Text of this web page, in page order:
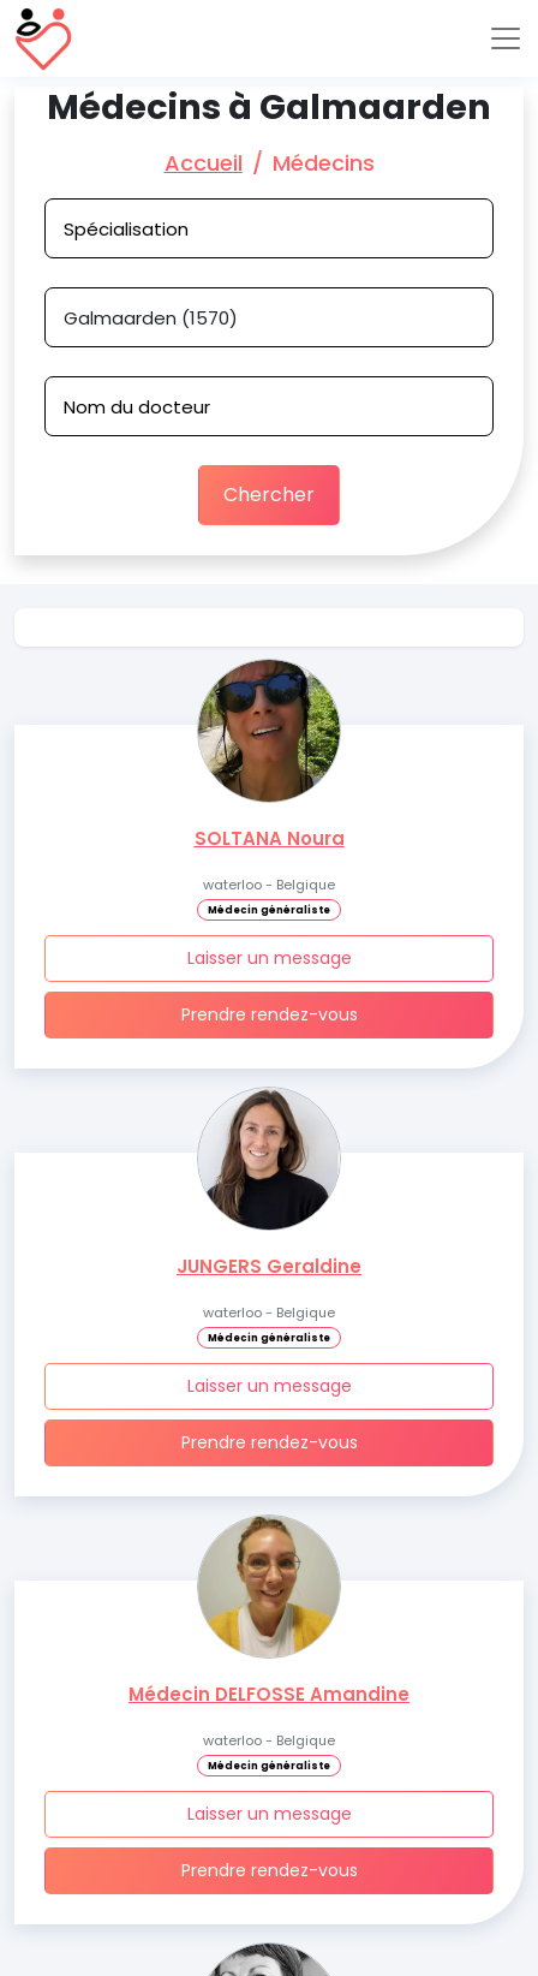
Médecins à Galmaarden
Accueil Médecins
Chercher
SOLTANA Noura
waterloo - Belgique
Médecin généraliste
Laisser un message
Prendre rendez-vous
JUNGERS Geraldine
waterloo - Belgique
Médecin généraliste
Laisser un message
Prendre rendez-vous
Médecin DELFOSSE Amandine
waterloo - Belgique
Médecin généraliste
Laisser un message
Prendre rendez-vous